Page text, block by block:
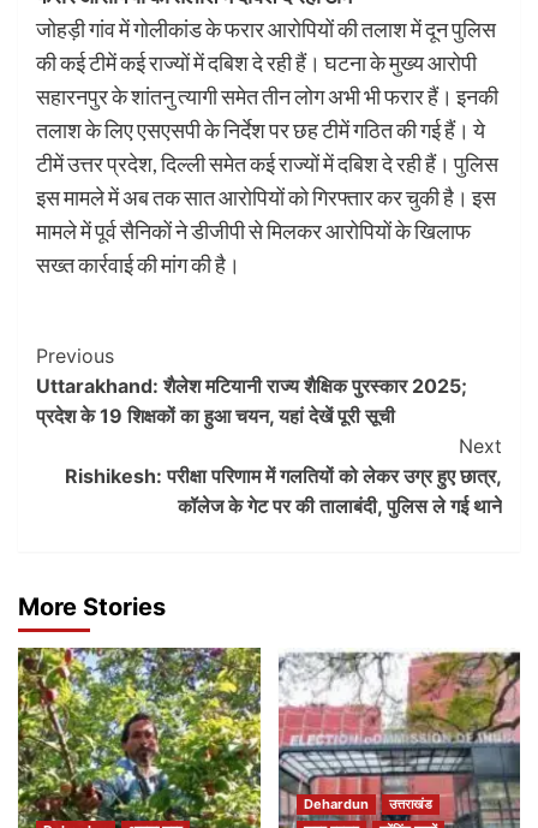
जोहड़ी गांव में गोलीकांड के फरार आरोपियों की तलाश में दून पुलिस
की कई टीमें कई राज्यों में दबिश दे रही हैं। घटना के मुख्य आरोपी
सहारनपुर के शांतनु त्यागी समेत तीन लोग अभी भी फरार हैं। इनकी
तलाश के लिए एसएसपी के निर्देश पर छह टीमें गठित की गई हैं। ये
टीमें उत्तर प्रदेश, दिल्ली समेत कई राज्यों में दबिश दे रही हैं। पुलिस
इस मामले में अब तक सात आरोपियों को गिरफ्तार कर चुकी है। इस
मामले में पूर्व सैनिकों ने डीजीपी से मिलकर आरोपियों के खिलाफ
सख्त कार्रवाई की मांग की है।
Post
Navigation
Previous
Uttarakhand: शैलेश मटियानी राज्य शैक्षिक पुरस्कार 2025;
प्रदेश के 19 शिक्षकों का हुआ चयन, यहां देखें पूरी सूची
Next
Rishikesh: परीक्षा परिणाम में गलतियों को लेकर उग्र हुए छात्र,
कॉलेज के गेट पर की तालाबंदी, पुलिस ले गई थाने
More Stories
Dehardun
उत्तराखंड